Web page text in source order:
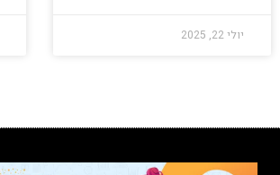
יולי 22, 2025